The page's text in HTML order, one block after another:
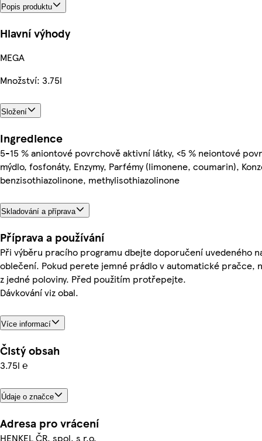
Popis produktu
Hlavní výhody
MEGA
Množství: 3.75l
Složení
Ingredience
5-15 % aniontové povrchově aktivní látky, <5 % neiontové
mýdlo, fosfonáty, Enzymy, Parfémy (limonene, coumarin),
benzisothiazolinone, methylisothiazolinone
Skladování a příprava
Příprava a používání
Při výběru pracího programu dbejte doporučení uvedeného
oblečení. Pokud perete jemné prádlo v automatické pračce,
z jedné poloviny. Před použitím protřepejte.
Dávkování viz obal.
Více informací
Čistý obsah
3.75l ℮
Údaje o značce
Adresa pro vrácení
HENKEL ČR, spol. s r.o.